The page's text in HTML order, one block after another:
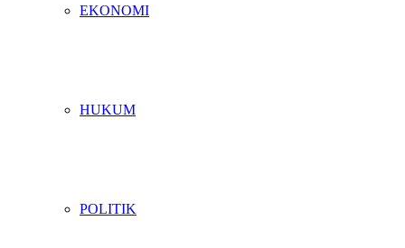
EKONOMI
HUKUM
POLITIK